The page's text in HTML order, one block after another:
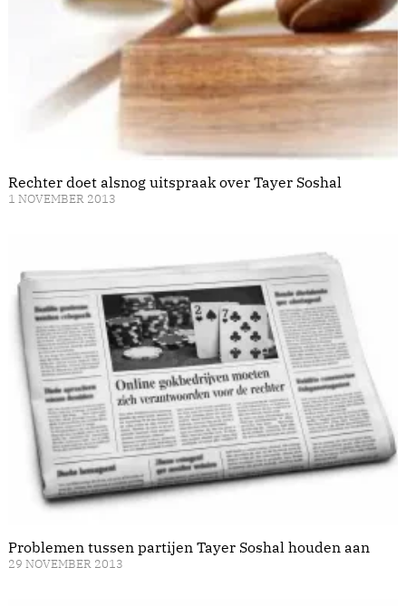
Rechter doet alsnog uitspraak over Tayer Soshal
1 NOVEMBER 2013
Problemen tussen partijen Tayer Soshal houden aan
29 NOVEMBER 2013